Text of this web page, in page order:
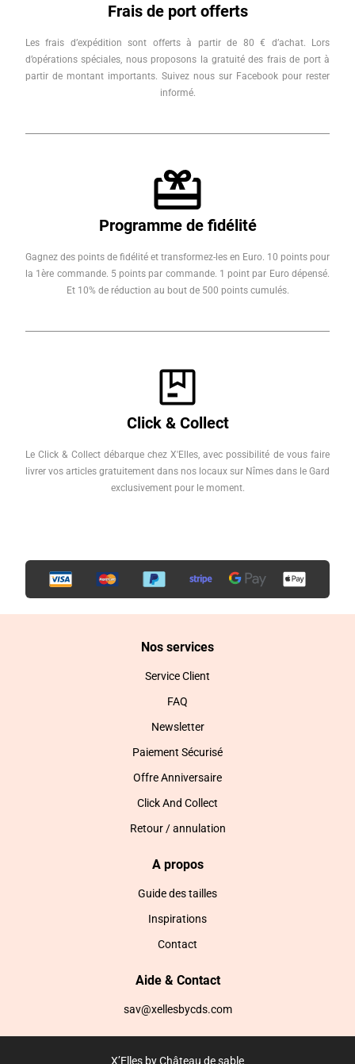
Frais de port offerts
Les frais d’expédition sont offerts à partir de 80 € d’achat. Lors
d’opérations spéciales, nous proposons la gratuité des frais de port à
partir de montant importants. Suivez nous sur Facebook pour rester
informé.
Programme de fidélité
Gagnez des points de fidélité et transformez-les en Euro. 10 points pour
la 1ère commande. 5 points par commande. 1 point par Euro dépensé.
Et 10% de réduction au bout de 500 points cumulés.
Click & Collect
Le Click & Collect débarque chez X'Elles, avec possibilité de vous faire
livrer vos articles gratuitement dans nos locaux sur Nîmes dans le Gard
exclusivement pour le moment.
Nos services
Service Client
FAQ
Newsletter
Paiement Sécurisé
Offre Anniversaire
Click And Collect
Retour / annulation
A propos
Guide des tailles
Inspirations
Contact
Aide & Contact
sav@xellesbycds.com
X’Elles by Château de sable